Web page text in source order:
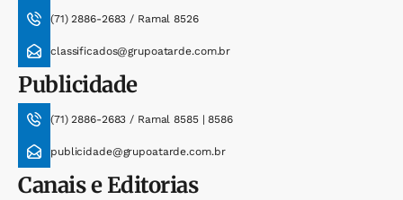
(71) 2886-2683 / Ramal 8526
classificados@grupoatarde.com.br
Publicidade
(71) 2886-2683 / Ramal 8585 | 8586
publicidade@grupoatarde.com.br
Canais e Editorias